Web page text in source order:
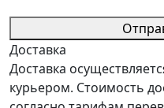
Доставка
Доставка
курьером. Стоимость